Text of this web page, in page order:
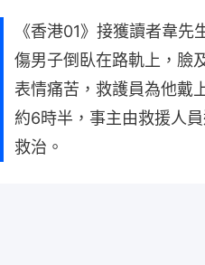
《香港01》接獲讀者韋
傷男子倒臥在路軌上，臉
表情痛苦，救護員為他戴
約6時半，事主由救援人
救治。